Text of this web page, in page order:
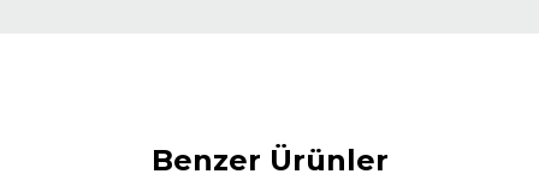
Benzer Ürünler